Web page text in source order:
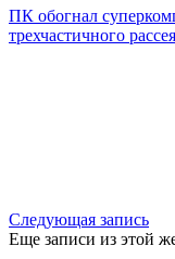
ПК обогнал
трехчастичного
Следующая запись
Еще записи из этой